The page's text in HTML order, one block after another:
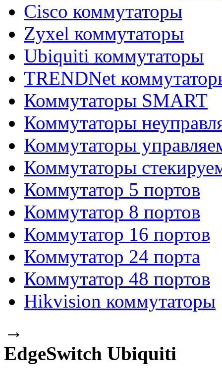
Cisco коммутаторы
Zyxel коммутаторы
Ubiquiti коммутаторы
TRENDNet
Коммутаторы SMART
Коммутаторы
Коммутаторы
Коммутаторы
Коммутатор 5 портов
Коммутатор 8 портов
Коммутатор 16 портов
Коммутатор 24 порта
Коммутатор 48 портов
Hikvision коммутаторы
→
EdgeSwitch Ubiquiti